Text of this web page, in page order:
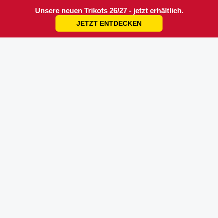
Unsere neuen Trikots 26/27 - jetzt erhältlich.
JETZT ENTDECKEN